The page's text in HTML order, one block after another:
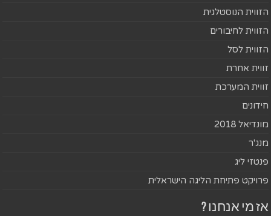
הזווית הנוסטלגית
הזווית לחיבורים
הזווית לסל
זווית אחרת
זווית המערכת
חידונים
מונדיאל 2018
מנג'ר
פנטזי ליג
פרויקט פתיחת הליגה הישראלית
אז מי אנחנו ?